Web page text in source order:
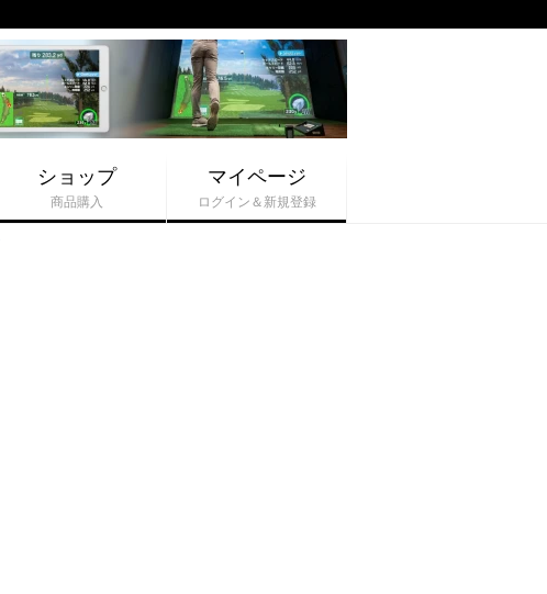
ショップ
商品購入
マイページ
ログイン＆新規登録